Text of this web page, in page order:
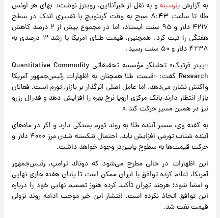
به گزارش پارسینهو به نقل از خبرآنلاین، رویترز نوشت: بهای هر اونس
طلا تا ساعت ۸:۴۳ صبح به وقت گرینویچ با تغییری اندک در سطح
۴۲۱۷ دلار و ۹۵ سنت ایستاد، اما در مجموع بیش از ۲ درصد کاهش
هفتگی را ثبت کرد. همچنین، قیمت طلای آمریکا با رشد ۳ درصدی به
۴۲۳۸ دلار و ۵۰ سنت رسید.
«پیتر فرتیگ» تحلیلگر مؤسسه تحقیقاتی Quantitative Commodity
Research گفت: «قیمت طلا همچنان به اظهارات رئیس‌جمهور آمریکا
واکنش نشان می‌دهد، اما عامل اصلی اثرگذار بر بازار، تورم است. فعالان
بازار انتظار دارند بانک مرکزی اروپا نرخ بهره را افزایش دهد و فدرال رزرو
نیز در همین مسیر حرکت کند.»
به گفته وی، مسیر آینده طلا به روند تورم بستگی دارد و اگر در ماه‌های
آینده شتاب تورمی افزایش یابد، احتمال شکسته شدن مرز ۴۰۰۰ دلار و
حرکت قیمت‌ها به سطوح پایین‌تر وجود خواهد داشت.
این اظهارات در حالی مطرح می‌شود که دونالد ترامپ، رئیس‌جمهور
آمریکا، اعلام کرده توافق با ایران ممکن است تا پایان هفته جاری نهایی
و امضا شود؛ هرچند تهران تأکید کرده هنوز تصمیم نهایی خود را درباره
این توافق اتخاذ نکرده است. انتشار این خبر موجب ادامه روند نزولی
قیمت نفت شد.